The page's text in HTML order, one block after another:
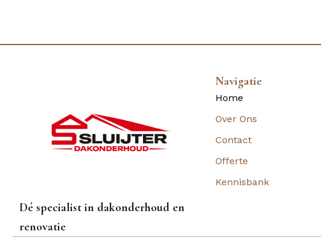
Dé specialist in dakonderhoud en
renovatie
Navigatie
Home
Over Ons
Contact
Offerte
Kennisbank